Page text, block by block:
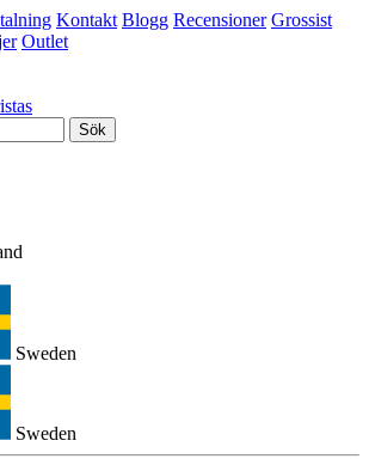
Kontakt Blogg Recensioner Grossist
Outlet
Sök
Sweden
Sweden